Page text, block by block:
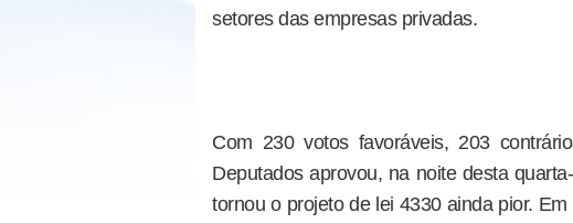
setores das empresas privadas.
Com 230 votos favoráveis, 203
Deputados aprovou, na noite desta
tornou o projeto de lei 4330 ainda pior.